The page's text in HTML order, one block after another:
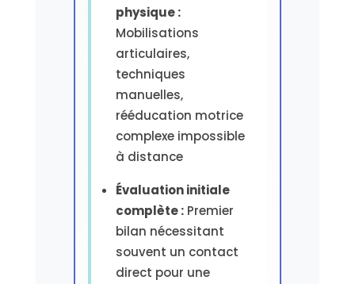
physique :
Mobilisations
articulaires,
techniques
manuelles,
rééducation motrice
complexe impossible
à distance
Évaluation initiale
complète :Premier
bilan nécessitant
souvent un contact
direct pour une